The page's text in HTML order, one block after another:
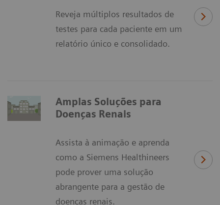
Reveja múltiplos resultados de
testes para cada paciente em um
relatório único e consolidado.
Amplas Soluções para
Doenças Renais
Assista à animação e aprenda
como a Siemens Healthineers
pode prover uma solução
abrangente para a gestão de
doenças renais.